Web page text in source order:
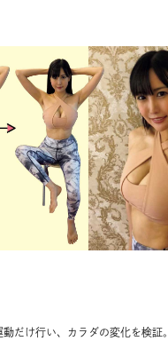
だけ行い、カラダの変化を検証。